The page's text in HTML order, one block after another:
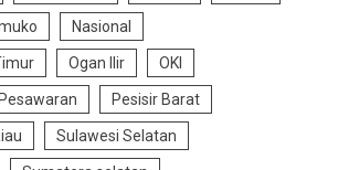
Nasional
Ogan Ilir OKI
Pesawaran Pesisir Barat
Sulawesi Selatan